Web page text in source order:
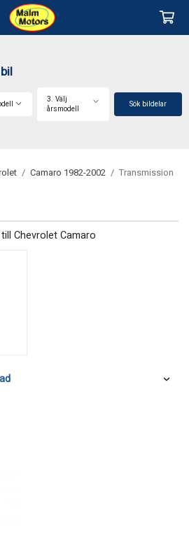
3. Välj
årsmodell
Sök bildelar
/ Camaro 1982-2002 / Transmission
Chevrolet Camaro